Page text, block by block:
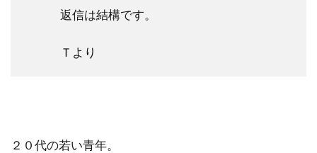
返信は結構です。
Ｔより
２０代の若い青年。